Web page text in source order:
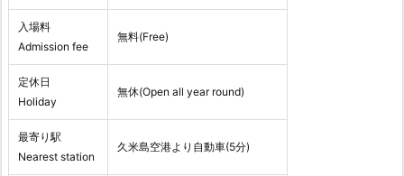
入場料
Admission fee
無料(Free)
定休日
Holiday
無休(Open all year round)
最寄り駅
Nearest station
久米島空港より自動車(5分)